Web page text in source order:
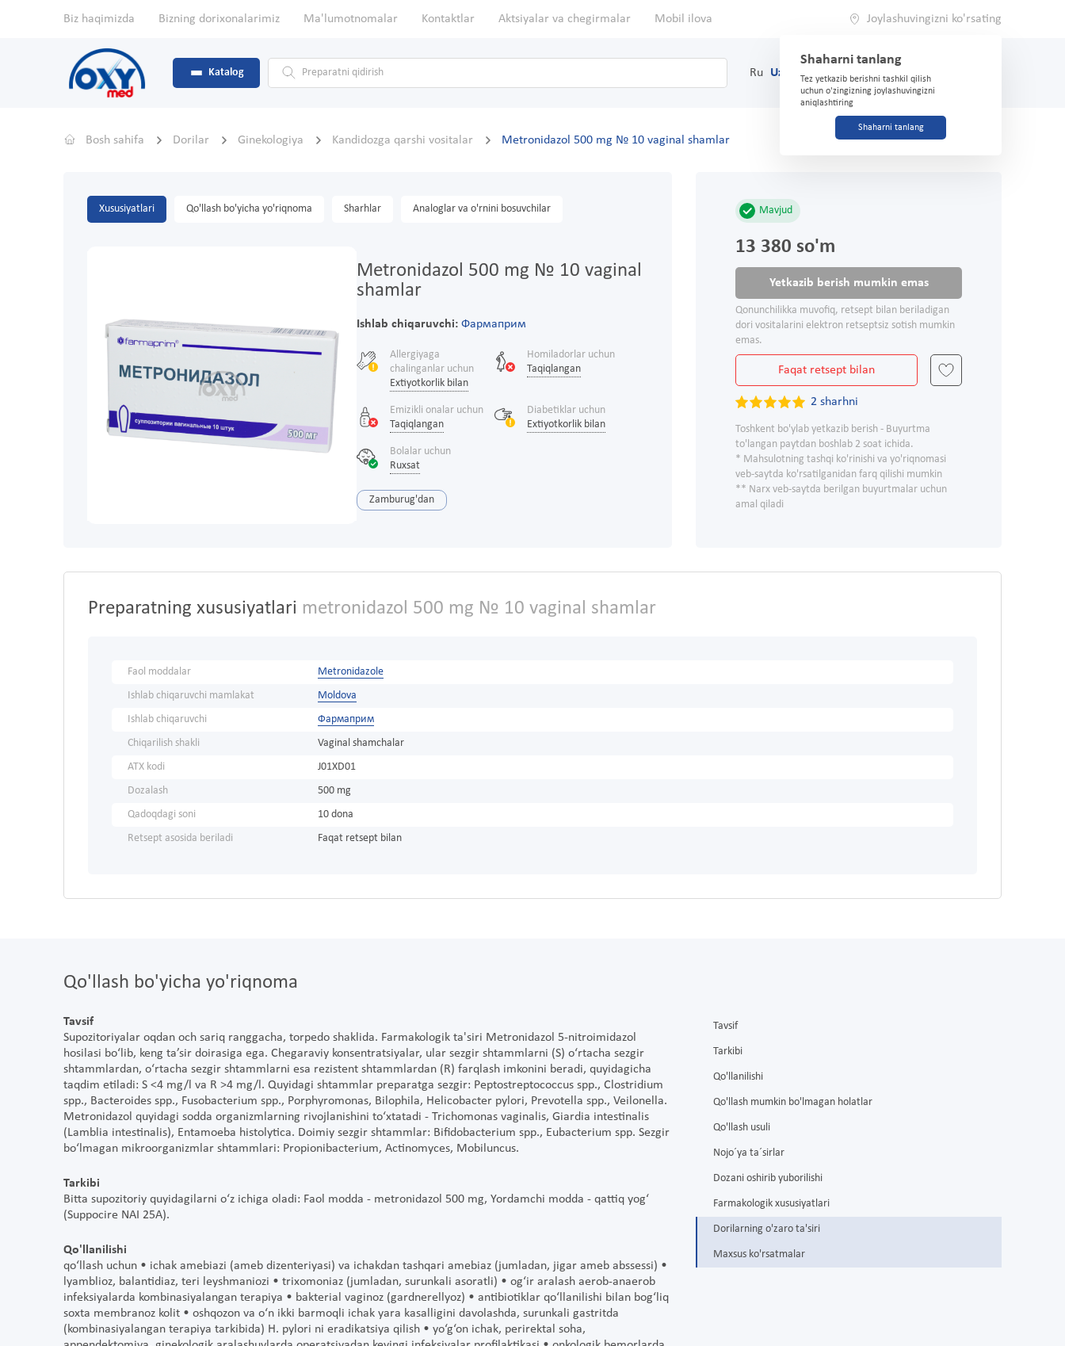
Biz haqimizda Bizning dorixonalarimiz Ma'lumotnomalar Kontaktlar Aktsiyalar va chegirmalar Mobil ilova Joylashuvingizni ko'rsating
Shaharni tanlang
Tez yetkazib berishni tashkil qilish
uchun o'zingizning joylashuvingizni
aniqlashtiring
Shaharni tanlang
Katalog Ru Uz (71) 200-03-03
Bosh sahifa Dorilar Ginekologiya Kandidozga qarshi vositalar Metronidazol 500 mg № 10 vaginal shamlar
Xususiyatlari Qo'llash bo'yicha yo'riqnoma Sharhlar Analoglar va o'rnini bosuvchilar
Metronidazol 500 mg № 10 vaginal
shamlar
Ishlab chiqaruvchi: Фармаприм
Allergiyaga
chalinganlar uchun
Extiyotkorlik bilan
Homiladorlar uchun
Taqiqlangan
Emizikli onalar uchun
Taqiqlangan
Diabetiklar uchun
Extiyotkorlik bilan
Bolalar uchun
Ruxsat
Zamburug'dan
Mavjud
13 380 so'm
Yetkazib berish mumkin emas
Qonunchilikka muvofiq, retsept bilan beriladigan
dori vositalarini elektron retseptsiz sotish mumkin
emas.
Faqat retsept bilan
2 sharhni
Toshkent bo'ylab yetkazib berish - Buyurtma
to'langan paytdan boshlab 2 soat ichida.
* Mahsulotning tashqi ko'rinishi va yo'riqnomasi
veb-saytda ko'rsatilganidan farq qilishi mumkin
** Narx veb-saytda berilgan buyurtmalar uchun
amal qiladi
Preparatning xususiyatlari metronidazol 500 mg № 10 vaginal shamlar
Faol moddalar
Metronidazole
Ishlab chiqaruvchi mamlakat
Moldova
Ishlab chiqaruvchi
Фармаприм
Chiqarilish shakli
Vaginal shamchalar
ATX kodi
J01XD01
Dozalash
500 mg
Qadoqdagi soni
10 dona
Retsept asosida beriladi
Faqat retsept bilan
Qo'llash bo'yicha yo'riqnoma
Tavsif
Supozitoriyalar oqdan och sariq ranggacha, torpedo shaklida. Farmakologik ta'siri Metronidazol 5-nitroimidazol
hosilasi bo‘lib, keng ta’sir doirasiga ega. Chegaraviy konsentratsiyalar, ular sezgir shtammlarni (S) o‘rtacha sezgir
shtammlardan, o‘rtacha sezgir shtammlarni esa rezistent shtammlardan (R) farqlash imkonini beradi, quyidagicha
taqdim etiladi: S <4 mg/l va R >4 mg/l. Quyidagi shtammlar preparatga sezgir: Peptostreptococcus spp., Clostridium
spp., Bacteroides spp., Fusobacterium spp., Porphyromonas, Bilophila, Helicobacter pylori, Prevotella spp., Veilonella.
Metronidazol quyidagi sodda organizmlarning rivojlanishini to‘xtatadi - Trichomonas vaginalis, Giardia intestinalis
(Lamblia intestinalis), Entamoeba histolytica. Doimiy sezgir shtammlar: Bifidobacterium spp., Eubacterium spp. Sezgir
bo‘lmagan mikroorganizmlar shtammlari: Propionibacterium, Actinomyces, Mobiluncus.
Tarkibi
Bitta supozitoriy quyidagilarni o‘z ichiga oladi: Faol modda - metronidazol 500 mg, Yordamchi modda - qattiq yog‘
(Suppocire NAI 25A).
Qo'llanilishi
qo‘llash uchun • ichak amebiazi (ameb dizenteriyasi) va ichakdan tashqari amebiaz (jumladan, jigar ameb abssessi) •
lyamblioz, balantidiaz, teri leyshmaniozi • trixomoniaz (jumladan, surunkali asoratli) • og‘ir aralash aerob-anaerob
infeksiyalarda kombinasiyalangan terapiya • bakterial vaginoz (gardnerellyoz) • antibiotiklar qo‘llanilishi bilan bog‘liq
soxta membranoz kolit • oshqozon va o‘n ikki barmoqli ichak yara kasalligini davolashda, surunkali gastritda
(kombinasiyalangan terapiya tarkibida) H. pylori ni eradikatsiya qilish • yo‘g‘on ichak, perirektal soha,
Tavsif
Tarkibi
Qo'llanilishi
Qo'llash mumkin bo'lmagan holatlar
Qo'llash usuli
Nojo´ya ta´sirlar
Dozani oshirib yuborilishi
Farmakologik xususiyatlari
Dorilarning o'zaro ta'siri
Maxsus ko'rsatmalar